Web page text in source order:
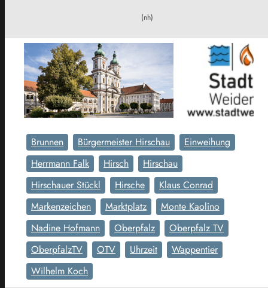
(nh)
Brunnen Bürgermeister Hirschau
Einweihung
Herrmann Falk
Hirsch
Hirschau
Hirschauer Stückl
Hirsche
Klaus Conrad
Markenzeichen
Marktplatz
Monte Kaolino
Nadine Hofmann
Oberpfalz
Oberpfalz TV
OberpfalzTV
OTV Uhrzeit
Wappentier
Wilhelm Koch